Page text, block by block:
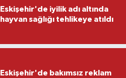
Eskişehir'de iyilik adı altında
hayvan sağlığı tehlikeye atıldı
Eskişehir'de bakımsız reklam